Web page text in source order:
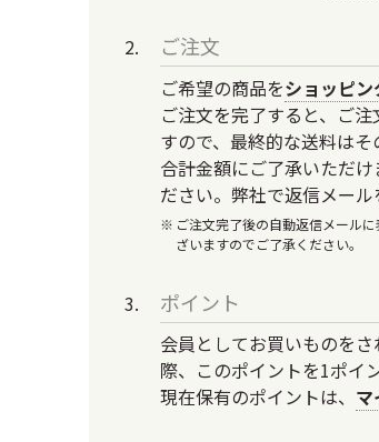
ご注文
ご希望の商品をショッピン
ご注文を完了すると、ご
すので、最終的な送料は
合計金額にご了承いただ
ださい。弊社で返信メー
ご注文完了後の自動返信メール
ざいますのでご了承ください。
ポイント
会員としてお買いものを
際、このポイントを1ポイ
現在保有のポイントは、 マ